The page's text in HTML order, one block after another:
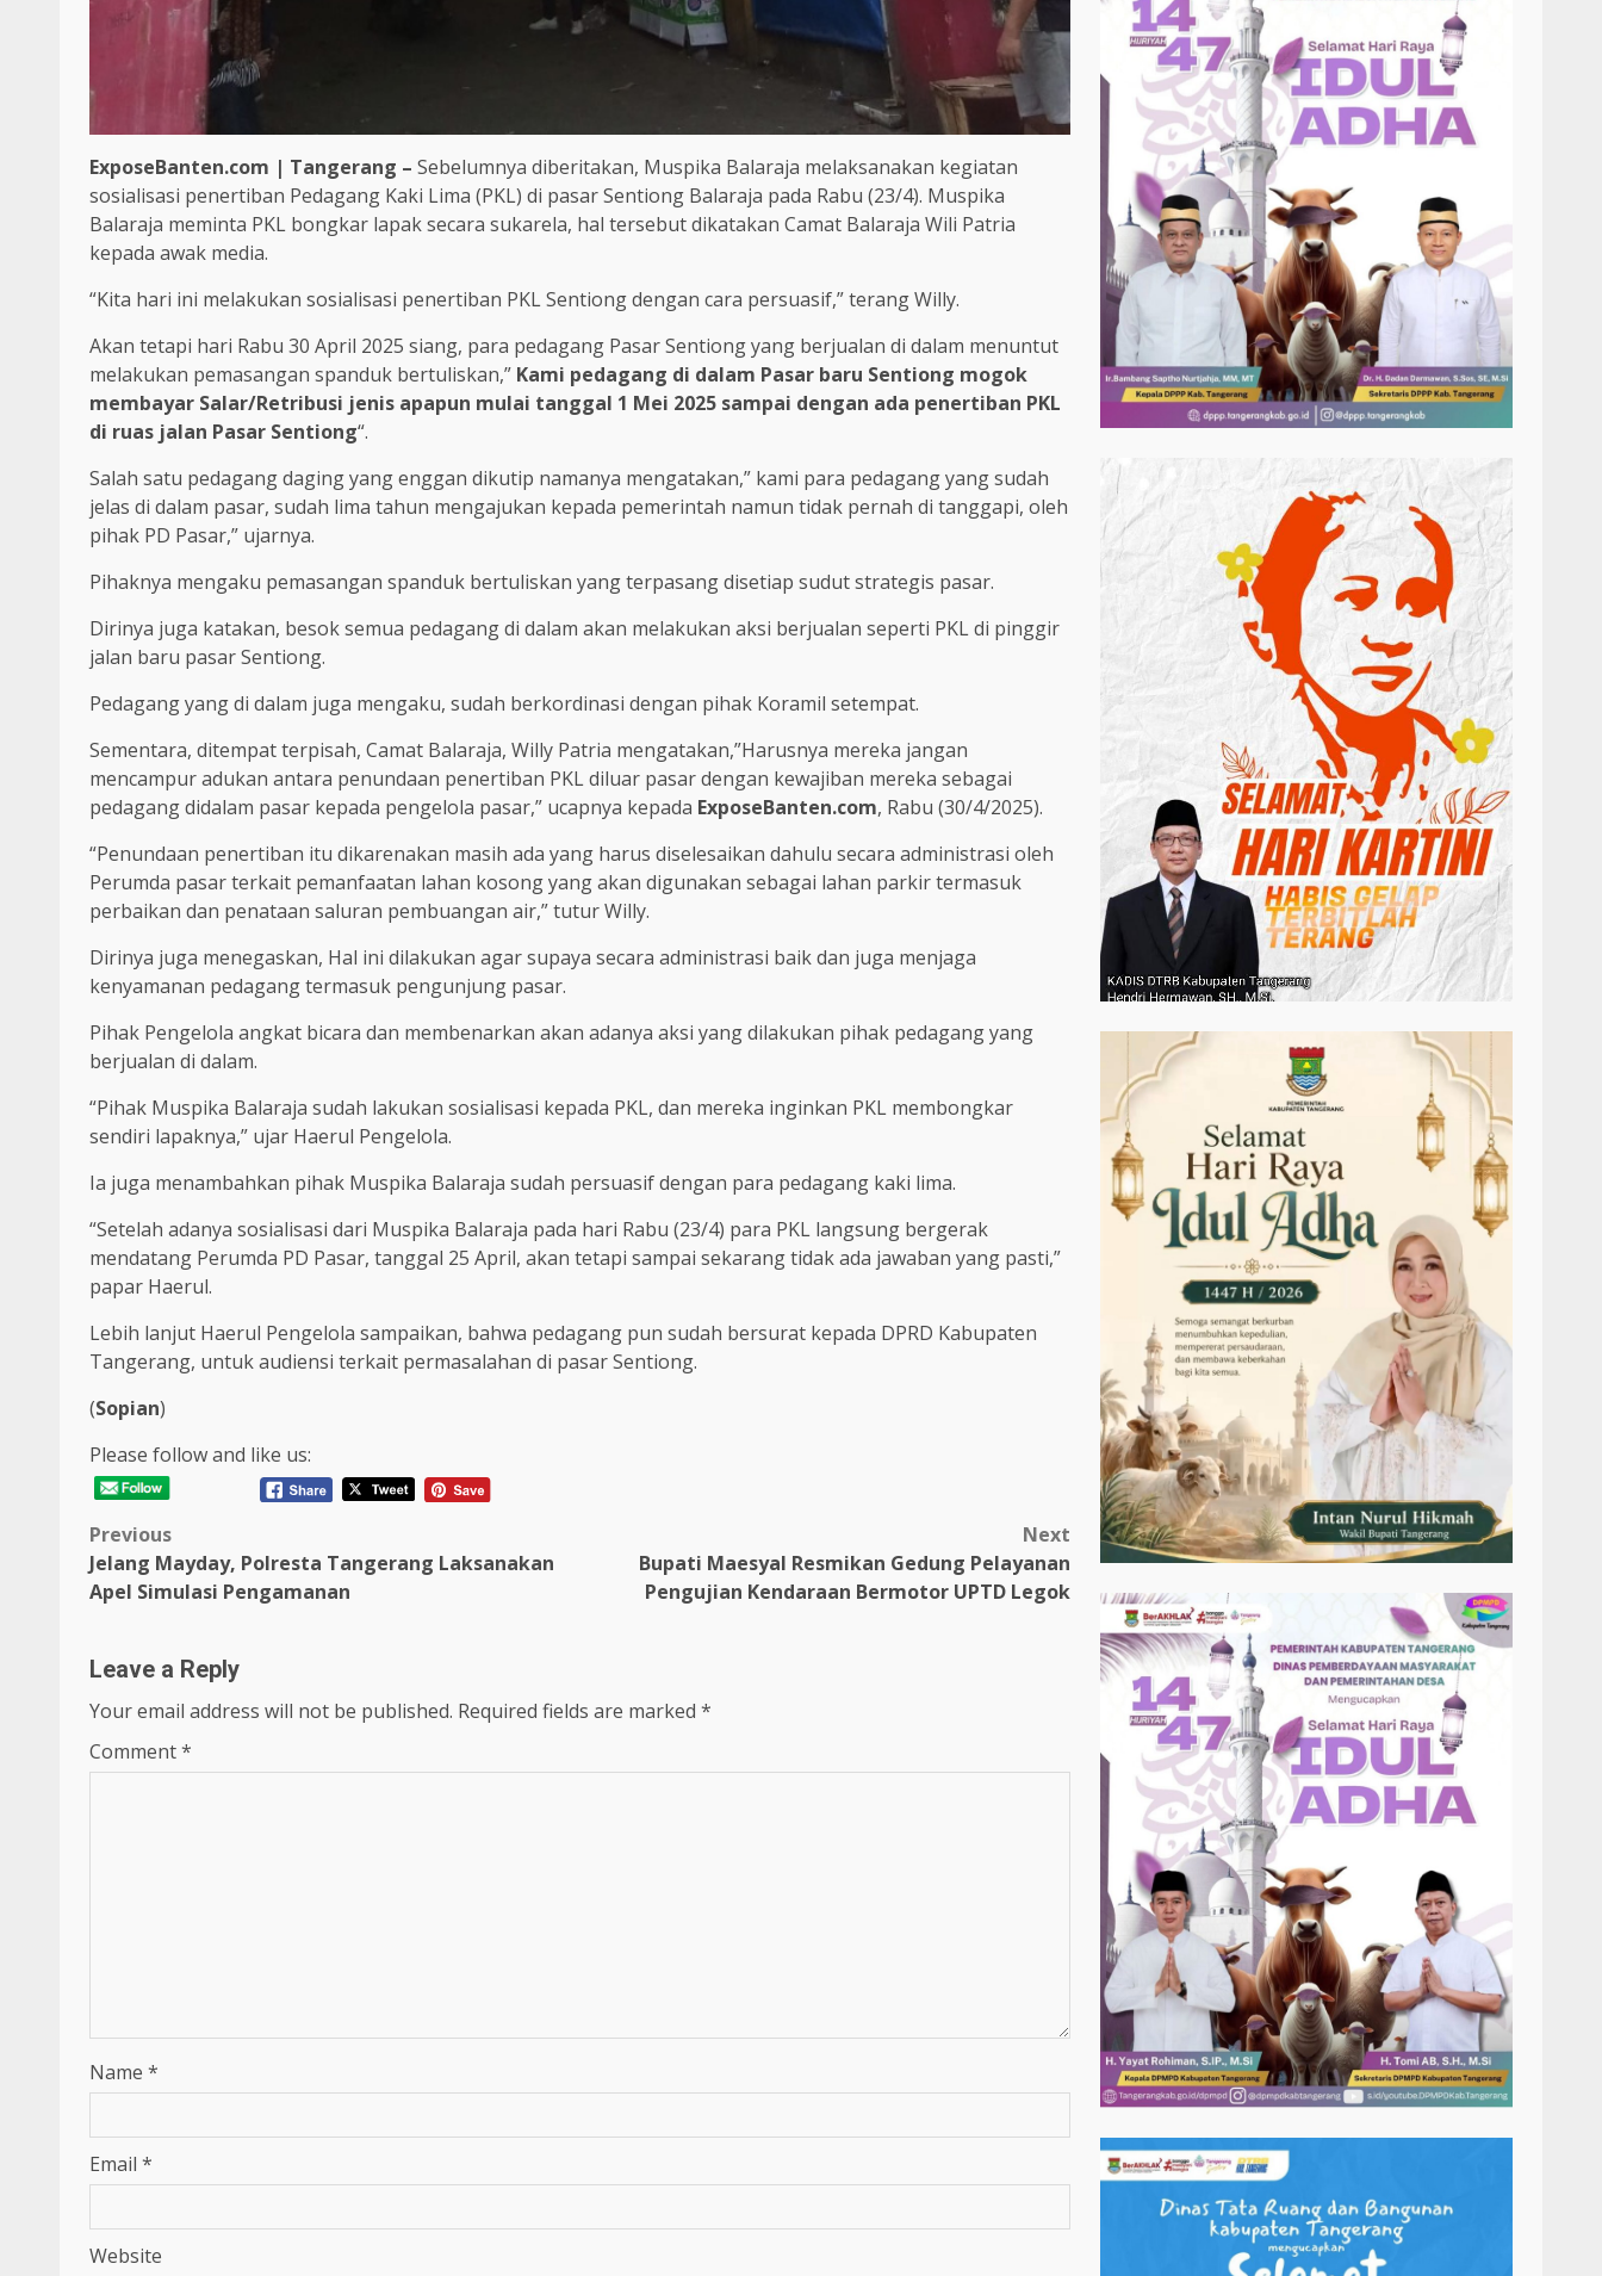
ExposeBanten.com | Tangerang – Sebelumnya diberitakan, Muspika Balaraja melaksanakan kegiatan
sosialisasi penertiban Pedagang Kaki Lima (PKL) di pasar Sentiong Balaraja pada Rabu (23/4). Muspika
Balaraja meminta PKL bongkar lapak secara sukarela, hal tersebut dikatakan Camat Balaraja Wili Patria
kepada awak media.
“Kita hari ini melakukan sosialisasi penertiban PKL Sentiong dengan cara persuasif,” terang Willy.
Akan tetapi hari Rabu 30 April 2025 siang, para pedagang Pasar Sentiong yang berjualan di dalam menuntut
melakukan pemasangan spanduk bertuliskan,” Kami pedagang di dalam Pasar baru Sentiong mogok
membayar Salar/Retribusi jenis apapun mulai tanggal 1 Mei 2025 sampai dengan ada penertiban PKL
di ruas jalan Pasar Sentiong“.
Salah satu pedagang daging yang enggan dikutip namanya mengatakan,” kami para pedagang yang sudah
jelas di dalam pasar, sudah lima tahun mengajukan kepada pemerintah namun tidak pernah di tanggapi, oleh
pihak PD Pasar,” ujarnya.
Pihaknya mengaku pemasangan spanduk bertuliskan yang terpasang disetiap sudut strategis pasar.
Dirinya juga katakan, besok semua pedagang di dalam akan melakukan aksi berjualan seperti PKL di pinggir
jalan baru pasar Sentiong.
Pedagang yang di dalam juga mengaku, sudah berkordinasi dengan pihak Koramil setempat.
Sementara, ditempat terpisah, Camat Balaraja, Willy Patria mengatakan,”Harusnya mereka jangan
mencampur adukan antara penundaan penertiban PKL diluar pasar dengan kewajiban mereka sebagai
pedagang didalam pasar kepada pengelola pasar,” ucapnya kepada ExposeBanten.com, Rabu (30/4/2025).
“Penundaan penertiban itu dikarenakan masih ada yang harus diselesaikan dahulu secara administrasi oleh
Perumda pasar terkait pemanfaatan lahan kosong yang akan digunakan sebagai lahan parkir termasuk
perbaikan dan penataan saluran pembuangan air,” tutur Willy.
Dirinya juga menegaskan, Hal ini dilakukan agar supaya secara administrasi baik dan juga menjaga
kenyamanan pedagang termasuk pengunjung pasar.
Pihak Pengelola angkat bicara dan membenarkan akan adanya aksi yang dilakukan pihak pedagang yang
berjualan di dalam.
“Pihak Muspika Balaraja sudah lakukan sosialisasi kepada PKL, dan mereka inginkan PKL membongkar
sendiri lapaknya,” ujar Haerul Pengelola.
Ia juga menambahkan pihak Muspika Balaraja sudah persuasif dengan para pedagang kaki lima.
“Setelah adanya sosialisasi dari Muspika Balaraja pada hari Rabu (23/4) para PKL langsung bergerak
mendatang Perumda PD Pasar, tanggal 25 April, akan tetapi sampai sekarang tidak ada jawaban yang pasti,”
papar Haerul.
Lebih lanjut Haerul Pengelola sampaikan, bahwa pedagang pun sudah bersurat kepada DPRD Kabupaten
Tangerang, untuk audiensi terkait permasalahan di pasar Sentiong.
(Sopian)
Please follow and like us:
Post
navigation
Previous
Jelang Mayday, Polresta Tangerang Laksanakan
Apel Simulasi Pengamanan
Next
Bupati Maesyal Resmikan Gedung Pelayanan
Pengujian Kendaraan Bermotor UPTD Legok
Leave a Reply
Your email address will not be published. Required fields are marked *
Comment*
Name *
Email *
Website